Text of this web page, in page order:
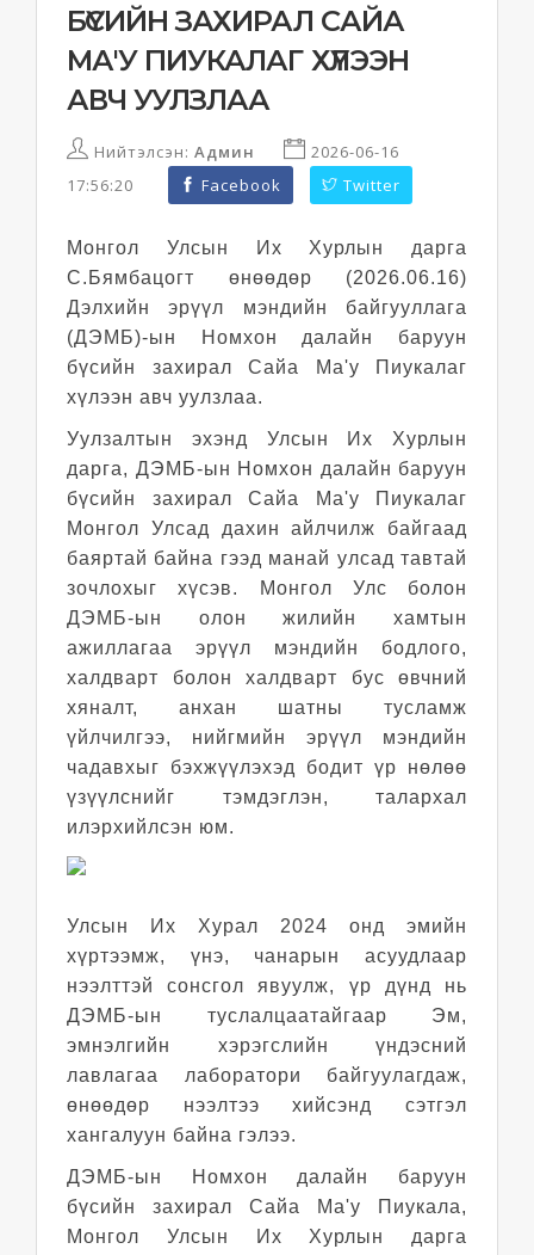
БҮСИЙН ЗАХИРАЛ САЙА
МА'У ПИУКАЛАГ ХҮЛЭЭН
АВЧ УУЛЗЛАА
Нийтэлсэн: Админ
2026-06-16
17:56:20
Facebook Twitter
Монгол Улсын Их Хурлын дарга
С.Бямбацогт өнөөдөр (2026.06.16)
Дэлхийн эрүүл мэндийн байгууллага
(ДЭМБ)-ын Номхон далайн баруун
бүсийн захирал Сайа Ма'у Пиукалаг
хүлээн авч уулзлаа.
Уулзалтын эхэнд Улсын Их Хурлын
дарга, ДЭМБ-ын Номхон далайн баруун
бүсийн захирал Сайа Ма'у Пиукалаг
Монгол Улсад дахин айлчилж байгаад
баяртай байна гээд манай улсад тавтай
зочлохыг хүсэв. Монгол Улс болон
ДЭМБ-ын олон жилийн хамтын
ажиллагаа эрүүл мэндийн бодлого,
халдварт болон халдварт бус өвчний
хяналт, анхан шатны тусламж
үйлчилгээ, нийгмийн эрүүл мэндийн
чадавхыг бэхжүүлэхэд бодит үр нөлөө
үзүүлснийг тэмдэглэн, талархал
илэрхийлсэн юм.
Улсын Их Хурал 2024 онд эмийн
хүртээмж, үнэ, чанарын асуудлаар
нээлттэй сонсгол явуулж, үр дүнд нь
ДЭМБ-ын туслалцаатайгаар Эм,
эмнэлгийн хэрэгслийн үндэсний
лавлагаа лаборатори байгуулагдаж,
өнөөдөр нээлтээ хийсэнд сэтгэл
хангалуун байна гэлээ.
ДЭМБ-ын Номхон далайн баруун
бүсийн захирал Сайа Ма'у Пиукала,
Монгол Улсын Их Хурлын дарга